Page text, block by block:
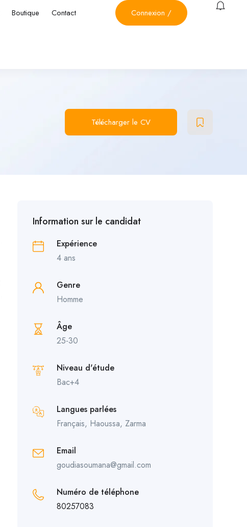
Boutique Contact Connexion /
Télécharger le CV
Information sur le candidat
Expérience
4 ans
Genre
Homme
Âge
25-30
Niveau d'étude
Bac+4
Langues parlées
Français, Haoussa, Zarma
Email
goudiasoumana@gmail.com
Numéro de téléphone
80257083